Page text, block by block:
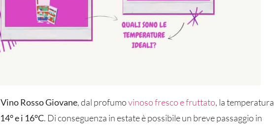
Vino Rosso Giovane, dal profumovinoso fresco e fruttato, la temperatura
14° e i 16°C. Di conseguenza in estate è possibile un breve passaggio in